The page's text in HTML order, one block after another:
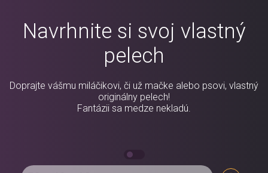
Navrhnite si svoj vlastný
pelech
Doprajte vášmu miláčikovi, či už mačke alebo psovi, vlastný
originálny pelech!
Fantázii sa medze nekladú.